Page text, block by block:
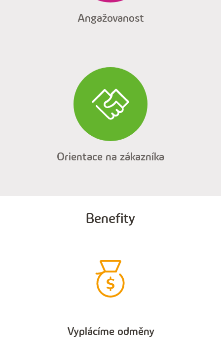
Angažovanost
Orientace na zákazníka
Benefity
Vyplácíme odměny